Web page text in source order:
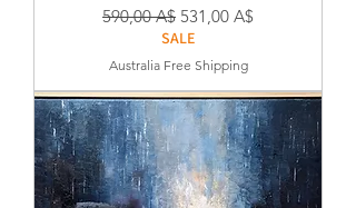
Κανονική τιμή
590,00 A$ Τιμή Έκπτωσης
531,00 A$
SALE
Australia Free Shipping